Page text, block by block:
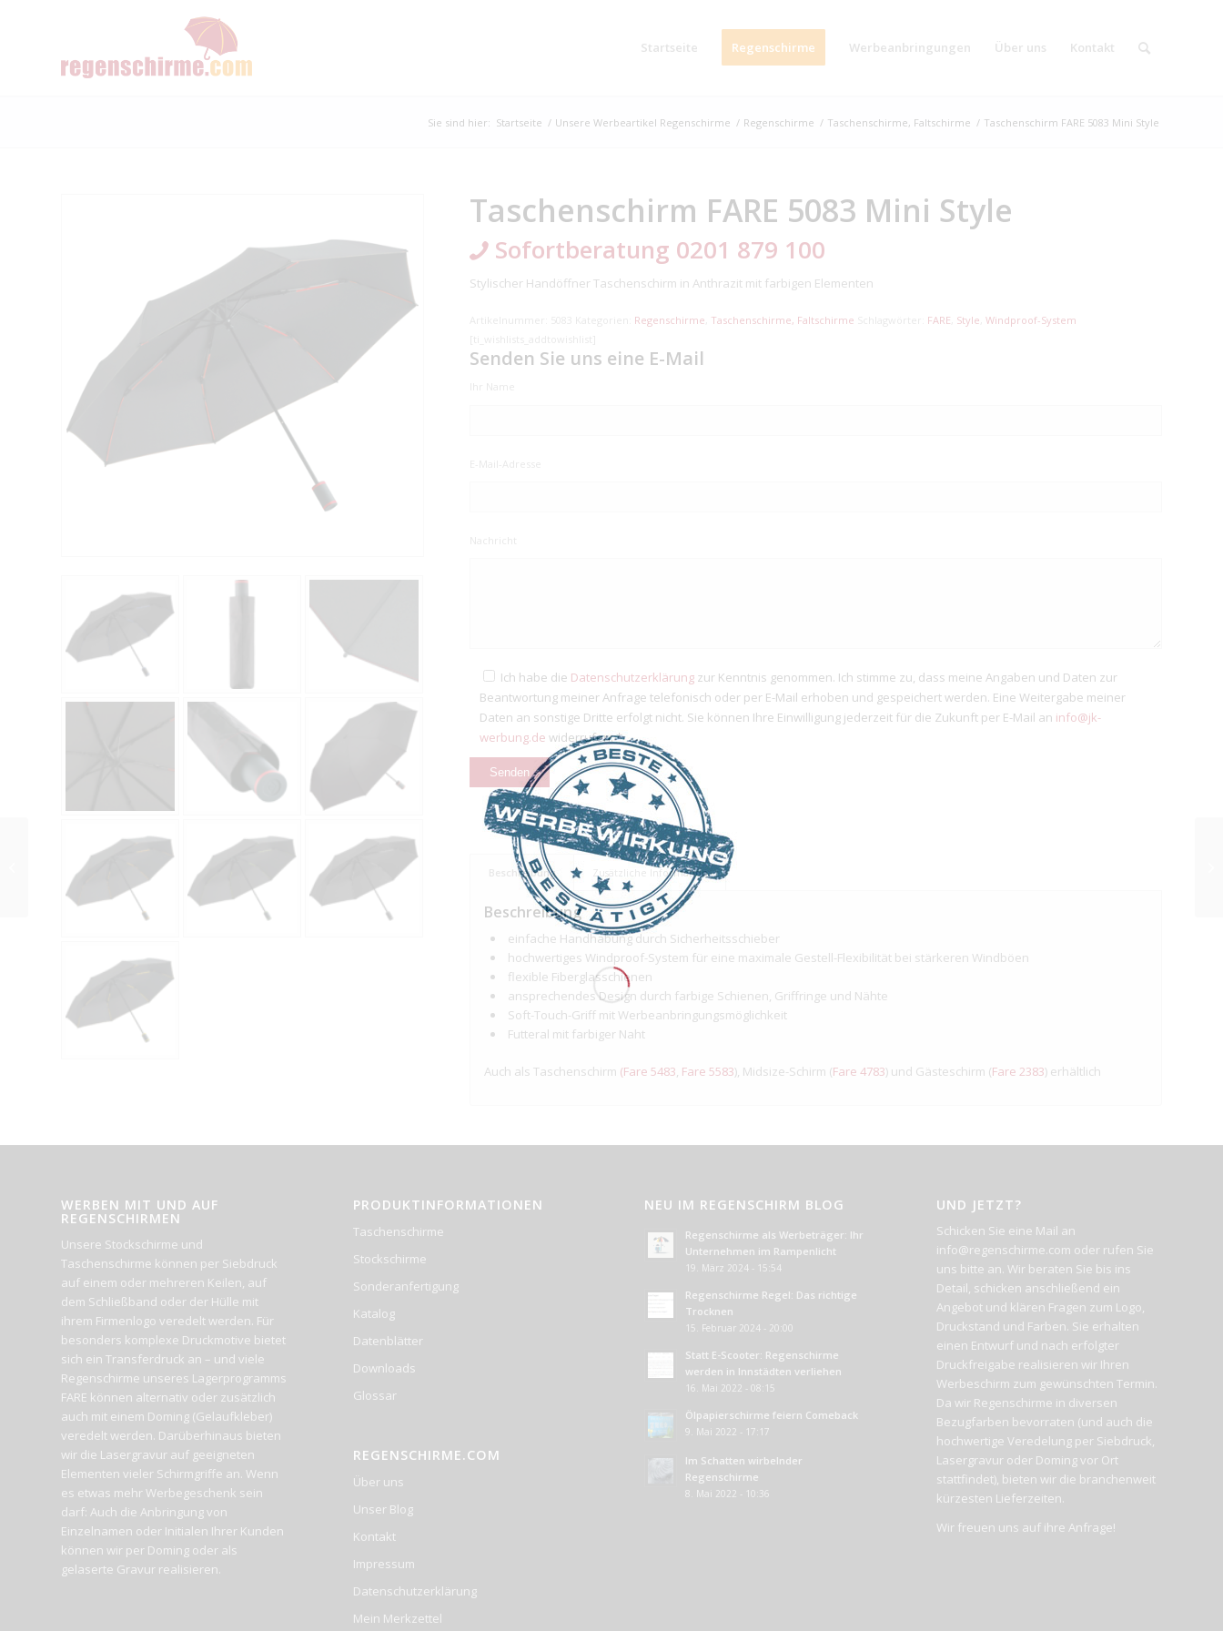
Startseite Regenschirme Werbeanbringungen Über uns Kontakt
Sie sind hier: Startseite / Unsere Werbeartikel Regenschirme / Regenschirme / Taschenschirme, Faltschirme / Taschenschirm FARE 5083 Mini Style
Taschenschirm FARE 5083 Mini Style
Sofortberatung 0201 879 100
Stylischer Handöffner Taschenschirm in Anthrazit mit farbigen Elementen
Artikelnummer: Kategorien: Regenschirme Taschenschirme, Faltschirme Schlagwörter: FARE Style ,Windproof-System
[ti_wishlists_addtowishlist]
Senden Sie uns eine E-Mail
Ihr Name
Nachricht
Ich habe die Datenschutzerklärung zur Kenntnis genommen. Ich stimme zu, dass meine Angaben und Daten zur
Beantwortung meiner Anfrage telefonisch oder per E-Mail erhoben und gespeichert werden. Eine Weitergabe meiner
Daten an sonstige Dritte erfolgt nicht. Sie können Ihre Einwilligung jederzeit für die Zukunft per E-Mail an info@jk-
werbung.de widerrufen. *
Beschreibung Zusätzliche Information
Beschreibung
einfache Handhabung durch Sicherheitsschieber
hochwertiges Windproof-System für eine maximale Gestell-Flexibilität bei stärkeren Windböen
flexible Fiberglasschienen
ansprechendes Design durch farbige Schienen, Griffringe und Nähte
Soft-Touch-Griff mit Werbeanbringungsmöglichkeit
Futteral mit farbiger Naht
Auch als Taschenschirm (Fare 5483, Fare 5583), Midsize-Schirm (Fare 4783) und Gästeschirm (Fare 2383) erhältlich
WERBEN MIT UND AUF
REGENSCHIRMEN
Unsere Stockschirme und
Taschenschirme können per Siebdruck
auf einem oder mehreren Keilen, auf
dem Schließband oder der Hülle mit
ihrem Firmenlogo veredelt werden. Für
besonders komplexe Druckmotive bietet
sich ein Transferdruck an – und viele
Regenschirme unseres Lagerprogramms
FARE können alternativ oder zusätzlich
auch mit einem Doming (Gelaufkleber)
veredelt werden. Darüberhinaus bieten
wir die Lasergravur auf geeigneten
Elementen vieler Schirmgriffe an. Wenn
es etwas mehr Werbegeschenk sein
darf: Auch die Anbringung von
Einzelnamen oder Initialen Ihrer Kunden
können wir per Doming oder als
gelaserte Gravur realisieren.
PRODUKTINFORMATIONEN
Taschenschirme
Stockschirme
Sonderanfertigung
Katalog
Datenblätter
Downloads
Glossar
REGENSCHIRME.COM
Über uns
Unser Blog
Kontakt
Impressum
Datenschutzerklärung
Mein Merkzettel
NEU IM REGENSCHIRM BLOG
Regenschirme als Werbeträger: Ihr
Unternehmen im Rampenlicht
19. März 2024 - 15:54
Regenschirme Regel: Das richtige
Trocknen
15. Februar 2024 - 20:00
Statt E-Scooter: Regenschirme
werden in Innstädten verliehen
16. Mai 2022 - 08:15
Ölpapierschirme feiern Comeback
9. Mai 2022 - 17:17
Im Schatten wirbelnder
Regenschirme
8. Mai 2022 - 10:36
UND JETZT?
Schicken Sie eine Mail an
info@regenschirme.com oder rufen Sie
uns bitte an. Wir beraten Sie bis ins
Detail, schicken anschließend ein
Angebot und klären Fragen zum Logo,
Druckstand und Farben. Sie erhalten
einen Entwurf und nach erfolgter
Druckfreigabe realisieren wir Ihren
Werbeschirm zum gewünschten Termin.
Da wir Regenschirme in diversen
Bezugfarben bevorraten (und auch die
hochwertige Veredelung per Siebdruck,
Lasergravur oder Doming vor Ort
stattfindet), bieten wir die branchenweit
kürzesten Lieferzeiten.
Wir freuen uns auf ihre Anfrage!
Fare AC Stockschirm
ÖkoBrella 1122